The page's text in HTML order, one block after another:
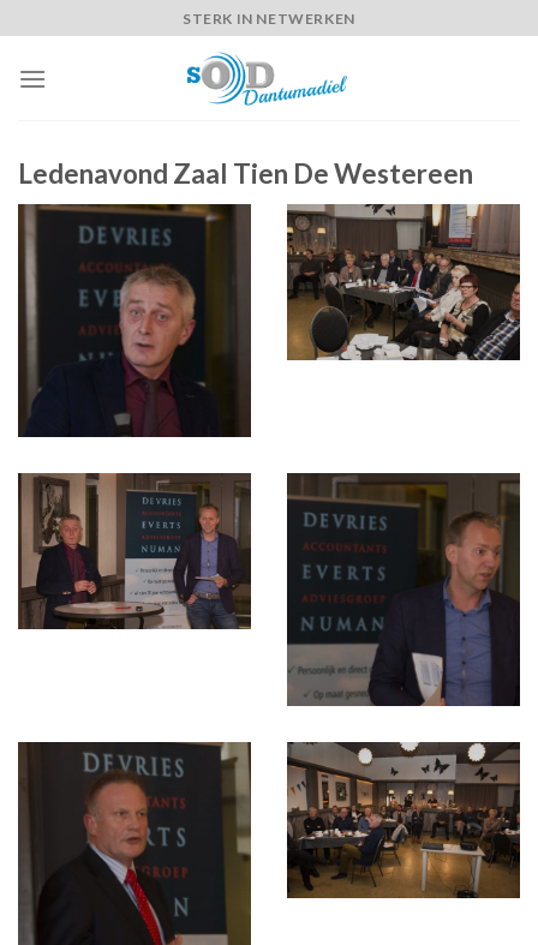
to
content
STERK IN NETWERKEN
Ledenavond Zaal Tien De Westereen